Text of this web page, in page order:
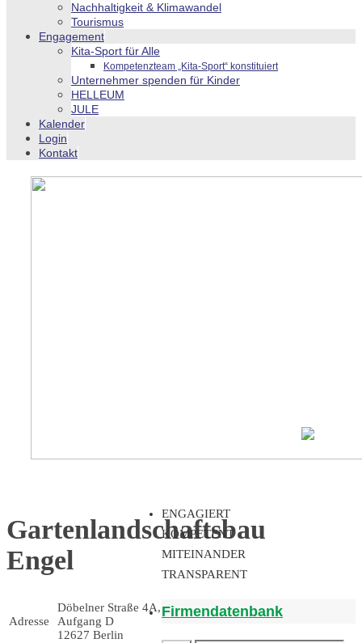
Nachhaltigkeit & Klimawandel
Tourismus
Engagement
Kita-Sport für Alle
Kompetenzteam „Kita-Sport“ konstituiert
Unternehmer spenden für Kinder
HELLEUM
JULE
Kalender
Login
Kontakt
Gartenlandschaftsbau
Engel
Adresse
Döbelner Straße 4A,
Aufgang D
12627 Berlin
ENGAGIERT
KOMPETENT
MITEINANDER
TRANSPARENT
Firmendatenbank